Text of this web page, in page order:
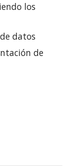
los
datos
de